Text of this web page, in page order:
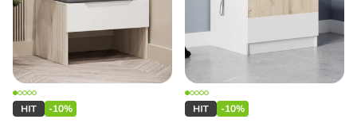
-10% -10%